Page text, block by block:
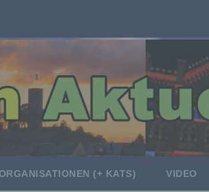
(+ KATS) VIDEO